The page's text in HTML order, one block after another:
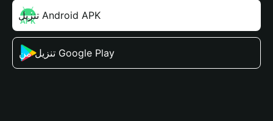
تنزيل Android APK
تنزيل من Google Play